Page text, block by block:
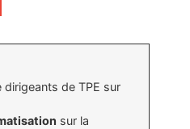
dirigeants de TPE sur
sur la